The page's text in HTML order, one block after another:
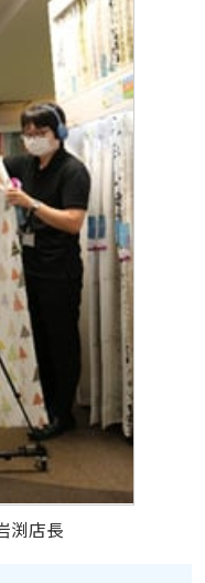
渕店長